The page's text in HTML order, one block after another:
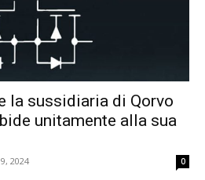
la sussidiaria di Qorvo
unitamente alla sua
2024 0